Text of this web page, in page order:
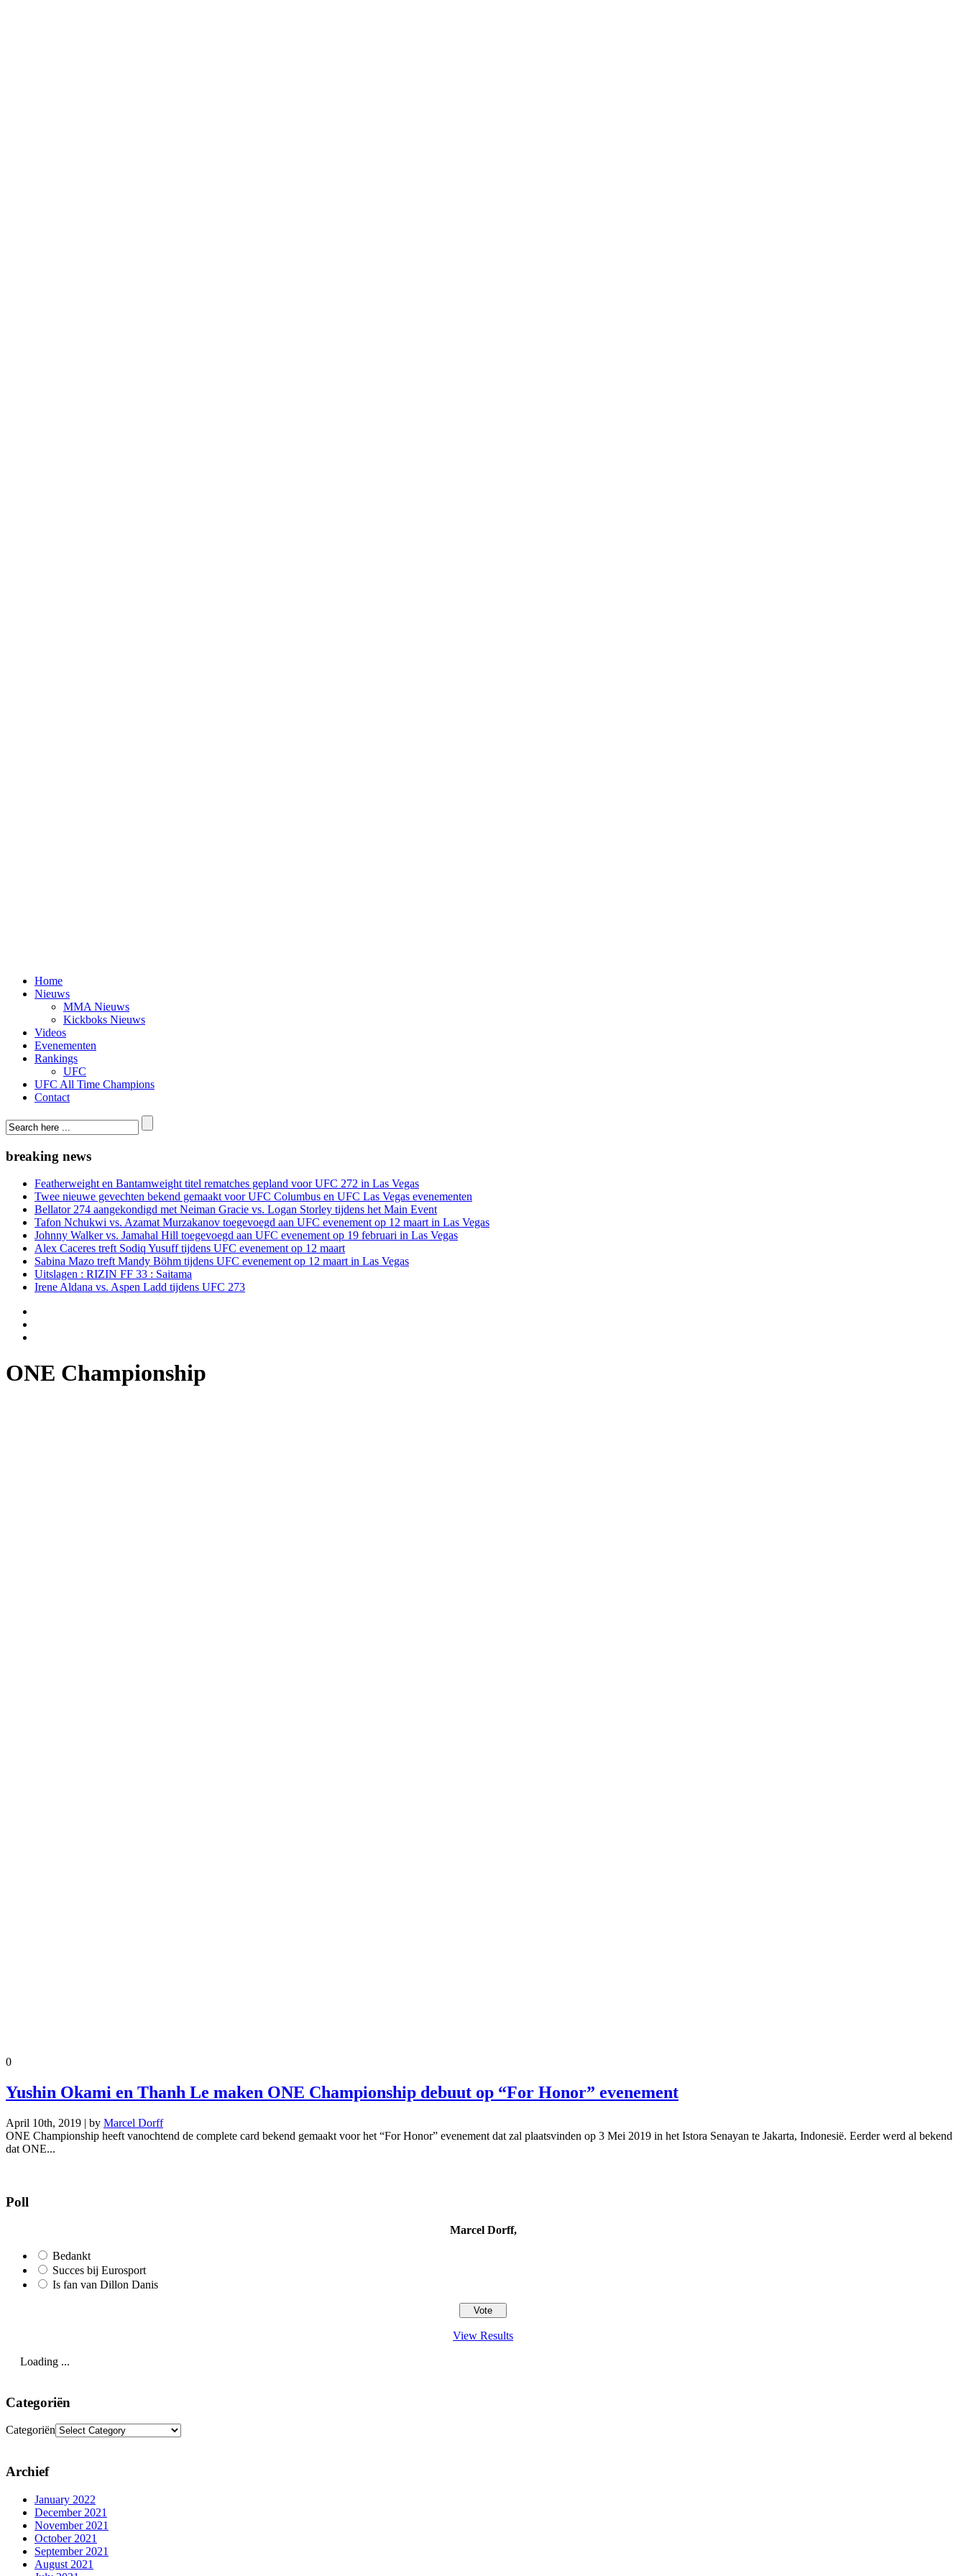
Home
Nieuws
MMA Nieuws
Kickboks Nieuws
Videos
Evenementen
Rankings
UFC
UFC All Time Champions
Contact
breaking news
Featherweight en Bantamweight titel rematches gepland voor UFC 272 in Las Vegas
Twee nieuwe gevechten bekend gemaakt voor UFC Columbus en UFC Las Vegas evenementen
Bellator 274 aangekondigd met Neiman Gracie vs. Logan Storley tijdens het Main Event
Tafon Nchukwi vs. Azamat Murzakanov toegevoegd aan UFC evenement op 12 maart in Las Vegas
Johnny Walker vs. Jamahal Hill toegevoegd aan UFC evenement op 19 februari in Las Vegas
Alex Caceres treft Sodiq Yusuff tijdens UFC evenement op 12 maart
Sabina Mazo treft Mandy Böhm tijdens UFC evenement op 12 maart in Las Vegas
Uitslagen : RIZIN FF 33 : Saitama
Irene Aldana vs. Aspen Ladd tijdens UFC 273
ONE Championship
0
Yushin Okami en Thanh Le maken ONE Championship debuut op “For Honor” evenement
April 10th, 2019 | by Marcel Dorff
ONE Championship heeft vanochtend de complete card bekend gemaakt voor het “For Honor” evenement dat zal plaatsvinden op 3 Mei 2019 in het Istora Senayan te Jakarta, Indonesië. Eerder werd al bekend
dat ONE...
Poll
Marcel Dorff,
Bedankt
Succes bij Eurosport
Is fan van Dillon Danis
View Results
Loading ...
Categoriën
Categoriën
Archief
January 2022
December 2021
November 2021
October 2021
September 2021
August 2021